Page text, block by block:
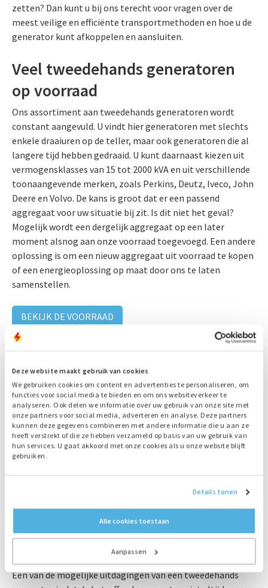
Deze website maakt gebruik van cookies
We gebruiken cookies om content en advertenties te personaliseren, om
functies voor social media te bieden en om ons websiteverkeer te
analyseren. Ook delen we informatie over uw gebruik van onze site met
onze partners voor social media, adverteren en analyse. Deze partners
kunnen deze gegevens combineren met andere informatie die u aan ze
heeft verstrekt of die ze hebben verzameld op basis van uw gebruik van
hun services. U gaat akkoord met onze cookies als u onze website blijft
gebruiken.
Details tonen
Alle cookies toestaan
Aanpassen
zetten? Dan kunt u bij ons terecht voor vragen over de
meest veilige en efficiënte transportmethoden en hoe u de
generator kunt afkoppelen en aansluiten.
Veel tweedehands generatoren
op voorraad
Ons assortiment aan tweedehands generatoren wordt
constant aangevuld. U vindt hier generatoren met slechts
enkele draaiuren op de teller, maar ook generatoren die al
langere tijd hebben gedraaid. U kunt daarnaast kiezen uit
vermogensklasses van 15 tot 2000 kVA en uit verschillende
toonaangevende merken, zoals Perkins, Deutz, Iveco, John
Deere en Volvo. De kans is groot dat er een passend
aggregaat voor uw situatie bij zit. Is dit niet het geval?
Mogelijk wordt een dergelijk aggregaat op een later
moment alsnog aan onze voorraad toegevoegd. Een andere
oplossing is om een nieuw aggregaat uit voorraad te kopen
of een energieoplossing op maat door ons te laten
samenstellen.
BEKIJK DE VOORRAAD
Service, onderhoud en reparaties
U doet er goed aan om uw aggregaat regelmatig te
inspecteren en waar nodig onderhoudswerkzaamheden of
reparaties uit te voeren. Dit hoeft u niet in eigen beheer uit
te voeren; de experts van Bredenoord zijn tevens
beschikbaar voor onderhoud, inspecties, preventieve
onderzoeken en, indien nodig, reparaties. Een combinatie
tussen onderhoud in eigen beheer en door Bredenoord is
ook mogelijk. Zo kunt u de maandelijkse inspectie vaak door
een vaste eigen werknemer laten uitvoeren, eventueel de
complexere onderzoeken, zoals belast proefdraaien, een
livetest en eventueel een brandstofanalyse en
thermoanalyse, kunt u daarbij aan Bredenoord overlaten.
Een van de mogelijke uitdagingen van een tweedehands